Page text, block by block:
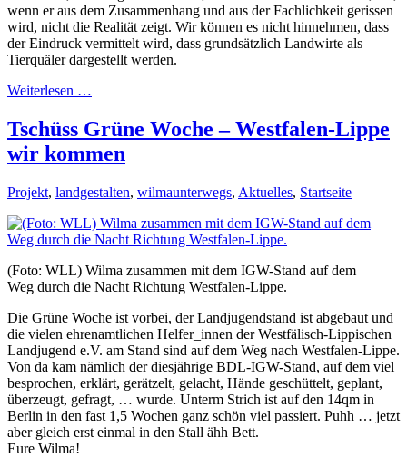
wenn er aus dem Zusammenhang und aus der Fachlichkeit gerissen
wird, nicht die Realität zeigt. Wir können es nicht hinnehmen, dass
der Eindruck vermittelt wird, dass grundsätzlich Landwirte als
Tierquäler dargestellt werden.
Weiterlesen …
Tschüss Grüne Woche – Westfalen-Lippe
wir kommen
Projekt, landgestalten, wilmaunterwegs, Aktuelles, Startseite
(Foto: WLL) Wilma zusammen mit dem IGW-Stand auf dem
Weg durch die Nacht Richtung Westfalen-Lippe.
Die Grüne Woche ist vorbei, der Landjugendstand ist abgebaut und
die vielen ehrenamtlichen Helfer_innen der Westfälisch-Lippischen
Landjugend e.V. am Stand sind auf dem Weg nach Westfalen-Lippe.
Von da kam nämlich der diesjährige BDL-IGW-Stand, auf dem viel
besprochen, erklärt, gerätzelt, gelacht, Hände geschüttelt, geplant,
überzeugt, gefragt, … wurde. Unterm Strich ist auf den 14qm in
Berlin in den fast 1,5 Wochen ganz schön viel passiert. Puhh … jetzt
aber gleich erst einmal in den Stall ähh Bett.
Eure Wilma!